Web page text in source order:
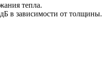
тепла.
в зависимости от толщины.